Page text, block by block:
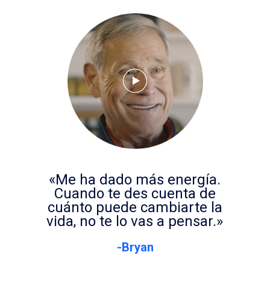
«Me ha dado más energía.
Cuando te des cuenta de
cuánto puede cambiarte la
vida, no te lo vas a pensar.»
-Bryan